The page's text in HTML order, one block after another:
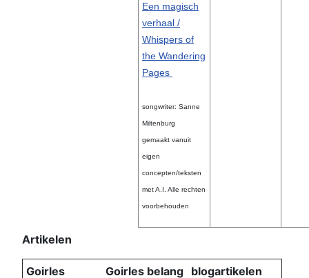
Een magisch
verhaal /
Whispers of
the Wandering
Pages
songwriter: Sanne
Miltenburg
gemaakt vanuit
eigen
concepten/teksten
met A.I. Alle rechten
voorbehouden
Artikelen
Goirles
Goirles belang blogartikelen